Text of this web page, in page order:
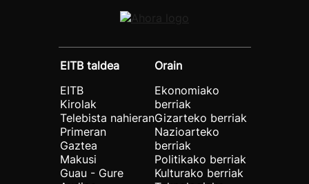
EITB taldea
EITB
Kirolak
Telebista nahieran
Primeran
Gaztea
Makusi
Guau - Gure
Orain
Ekonomiako
berriak
Gizarteko berriak
Nazioarteko
berriak
Politikako berriak
Kulturako berriak